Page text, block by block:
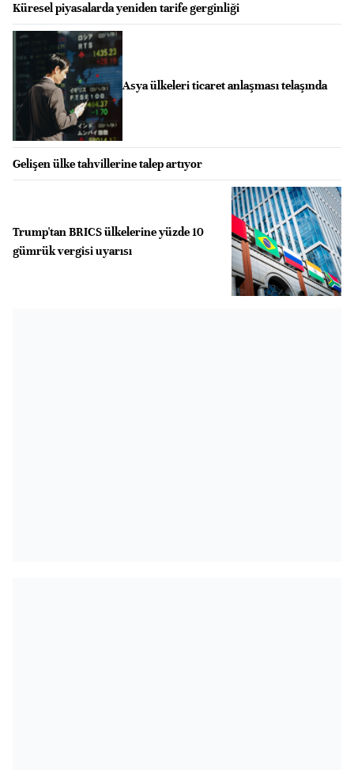
Küresel piyasalarda yeniden tarife gerginliği
Asya ülkeleri ticaret anlaşması telaşında
Gelişen ülke tahvillerine talep artıyor
Trump'tan BRICS ülkelerine yüzde 10
gümrük vergisi uyarısı